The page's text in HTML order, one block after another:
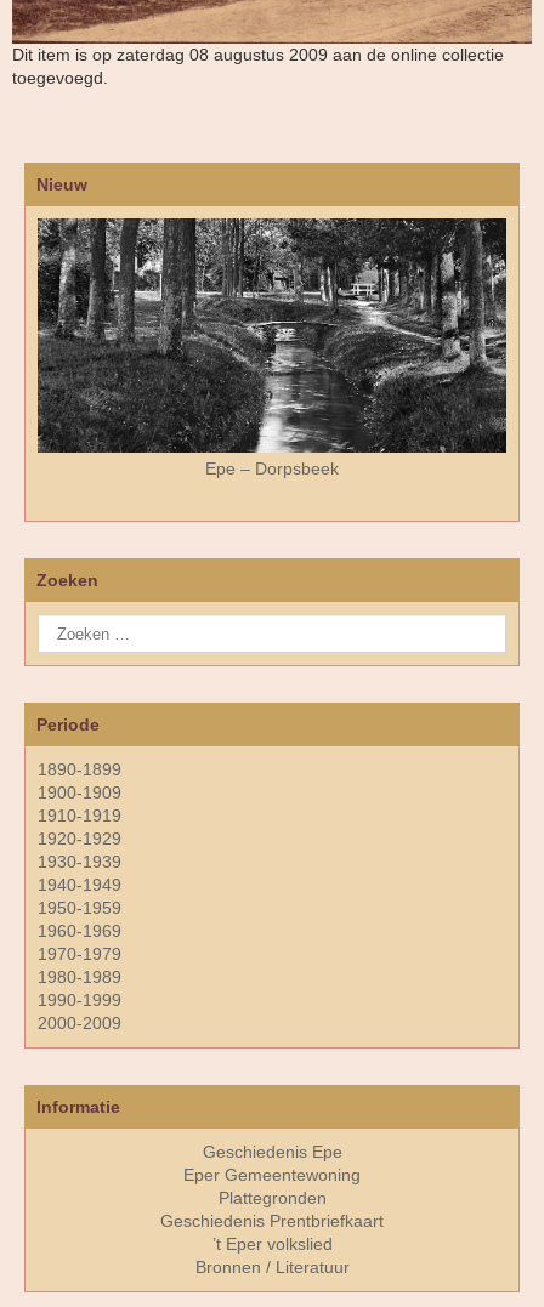
Dit item is op zaterdag 08 augustus 2009 aan de online collectie
toegevoegd.
Nieuw
Epe – Dorpsbeek
Zoeken
Periode
1890-1899
1900-1909
1910-1919
1920-1929
1930-1939
1940-1949
1950-1959
1960-1969
1970-1979
1980-1989
1990-1999
2000-2009
Informatie
Geschiedenis Epe
Eper Gemeentewoning
Plattegronden
Geschiedenis Prentbriefkaart
’t Eper volkslied
Bronnen / Literatuur